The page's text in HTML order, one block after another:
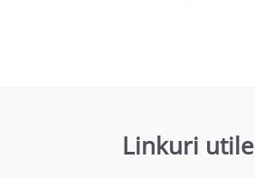
Linkuri utile